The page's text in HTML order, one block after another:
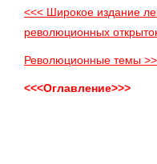
<<< Широкое издание
революционных
Революционные темы
<<<Оглавление>>>